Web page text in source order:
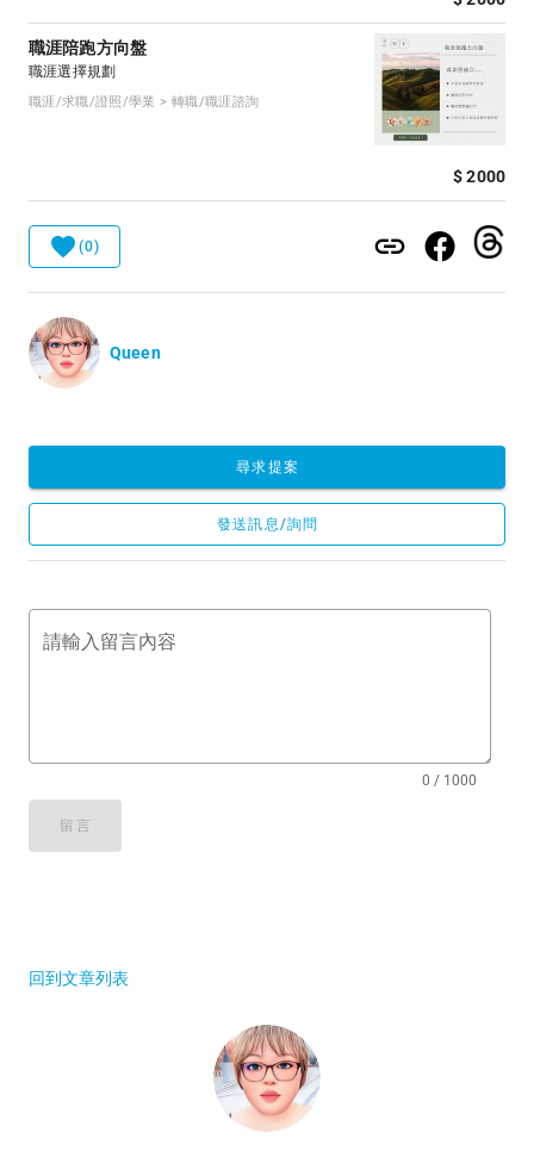
職涯陪跑方向盤
職涯選擇規劃
職涯/求職/證照/學業 > 轉職/職涯諮詢
$ 2000
(0)
Queen
尋求提案
發送訊息/詢問
請輸入留言內容
0 / 1000
留言
回到文章列表